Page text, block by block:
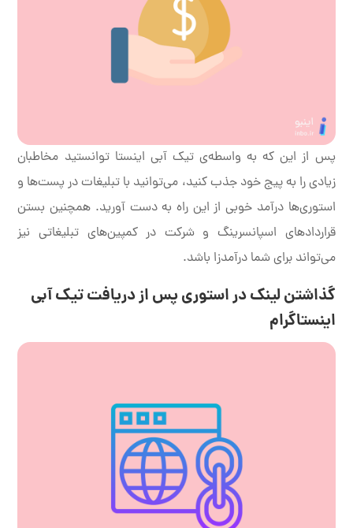
پس از این که به واسطه‌ی تیک آبی اینستا توانستید مخاطبان
زیادی را به پیج خود جذب کنید، می‌توانید با تبلیغات در پست‌ها و
استوری‌ها درآمد خوبی از این راه به دست آورید. همچنین بستن
قراردادهای اسپانسرینگ و شرکت در کمپین‌های تبلیغاتی نیز
می‌تواند برای شما درآمدزا باشد.
گذاشتن لینک در استوری پس از دریافت تیک آبی
اینستاگرام